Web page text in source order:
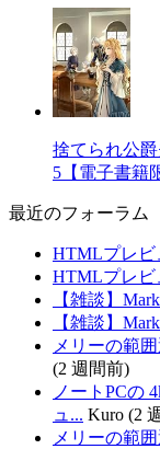
捨てられ公
5【電子書籍
最近のフォーラム
HTMLプレビ
HTMLプレビ
【雑談】
【雑談】
メリーの範
(2 週間前)
ノートPCの
ュ... Kuro (2
メリーの範